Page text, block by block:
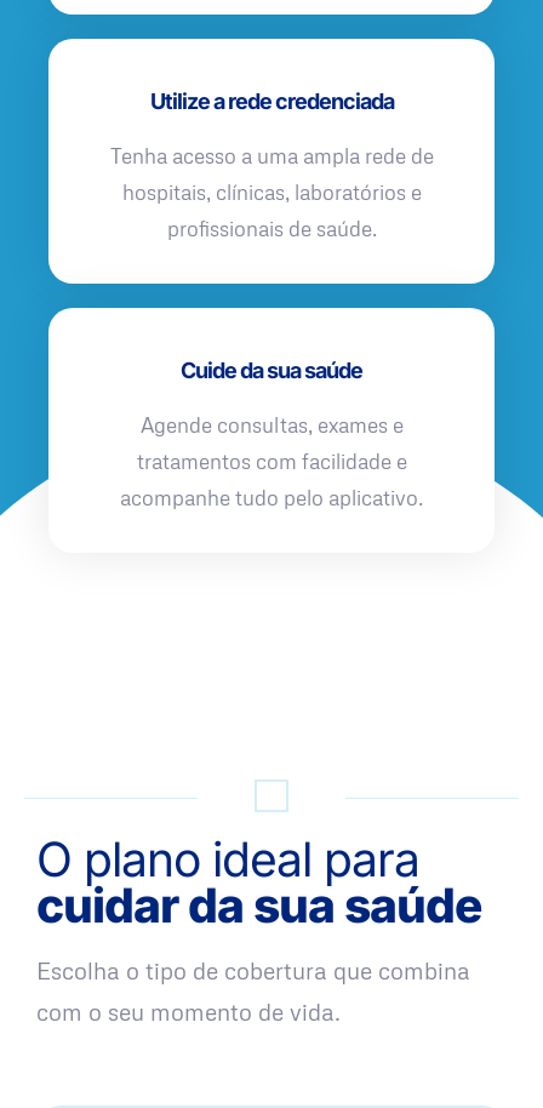
Utilize a rede credenciada
Tenha acesso a uma ampla rede de
hospitais, clínicas, laboratórios e
profissionais de saúde.
Cuide da sua saúde
Agende consultas, exames e
tratamentos com facilidade e
acompanhe tudo pelo aplicativo.
O plano ideal para
cuidar da sua saúde
Escolha o tipo de cobertura que combina
com o seu momento de vida.